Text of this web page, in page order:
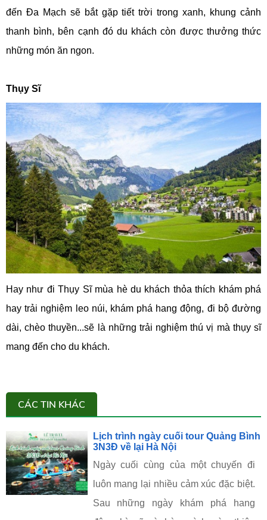
đến Đa Mạch sẽ bắt gặp tiết trời trong xanh, khung cảnh
thanh bình, bên cạnh đó du khách còn được thưởng thức
những món ăn ngon.
Thụy Sĩ
Hay như đi Thụy Sĩ mùa hè du khách thỏa thích khám phá
hay trải nghiệm leo núi, khám phá hang động, đi bộ đường
dài, chèo thuyền...sẽ là những trải nghiệm thú vị mà thụy sĩ
mang đến cho du khách.
CÁC TIN KHÁC
Lịch trình ngày cuối tour Quảng Bình
3N3Đ về lại Hà Nội
Ngày cuối cùng của một chuyến đi
luôn mang lại nhiều cảm xúc đặc biệt.
Sau những ngày khám phá hang